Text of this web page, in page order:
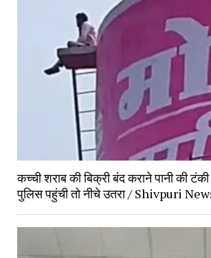
कच्ची शराब की बिक्री बंद कराने पानी की
पुलिस पहुंची तो नीचे उतरा / Shivpuri